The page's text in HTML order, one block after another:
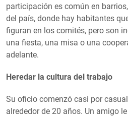
participación es común en
del país, donde hay habitantes
figuran en los comités, pero son
una fiesta, una misa o una
adelante.
Heredar la cultura del trabajo
Su oficio comenzó casi por
alrededor de 20 años. Un amigo